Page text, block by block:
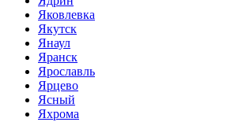
Яковлевка
Якутск
Янаул
Яранск
Ярославль
Ярцево
Ясный
Яхрома